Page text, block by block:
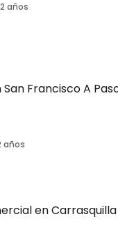
años
años
en Carrasquilla